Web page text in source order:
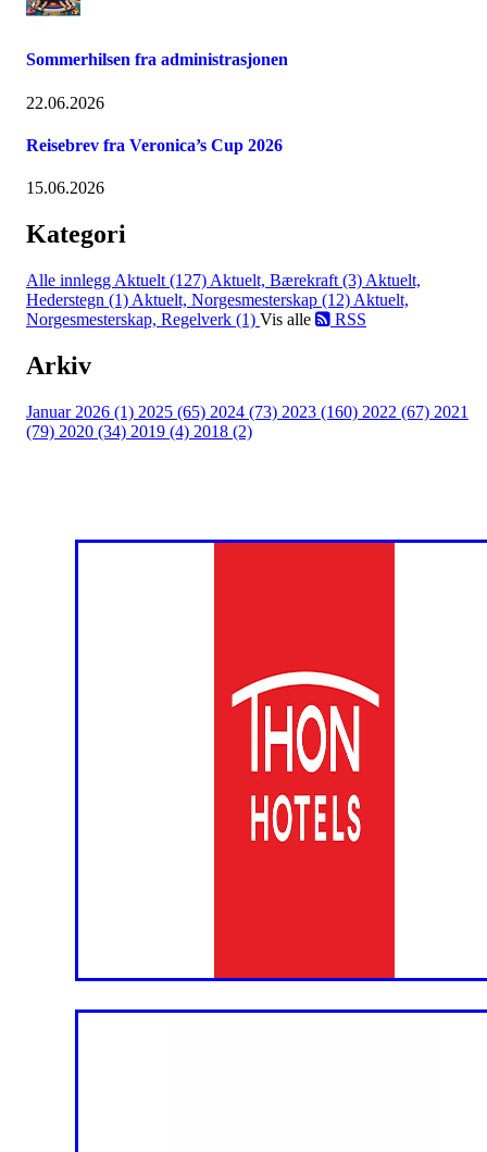
Sommerhilsen fra administrasjonen
22.06.2026
Reisebrev fra Veronica’s Cup 2026
15.06.2026
Kategori
Alle innlegg Aktuelt (127) Aktuelt, Bærekraft (3) Aktuelt,
Hederstegn (1) Aktuelt, Norgesmesterskap (12) Aktuelt,
Norgesmesterskap, Regelverk (1) Vis alle RSS
Arkiv
Januar 2026 (1) 2025 (65) 2024 (73) 2023 (160) 2022 (67) 2021
(79) 2020 (34) 2019 (4) 2018 (2)